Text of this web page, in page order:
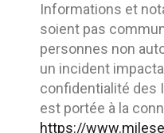
Informations et
soient pas
personnes non
un incident
confidentialité des
est portée à la
https://